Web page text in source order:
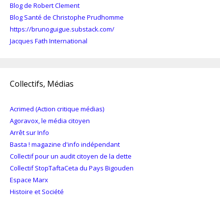
Blog de Robert Clement
Blog Santé de Christophe Prudhomme
https://brunoguigue.substack.com/
Jacques Fath International
Collectifs, Médias
Acrimed (Action critique médias)
Agoravox, le média citoyen
Arrêt sur Info
Basta ! magazine d'info indépendant
Collectif pour un audit citoyen de la dette
Collectif StopTaftaCeta du Pays Bigouden
Espace Marx
Histoire et Société